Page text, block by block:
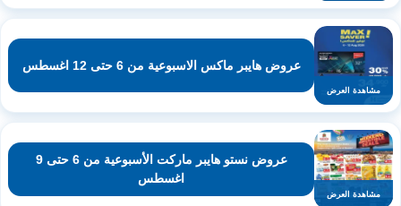
مشاهدة العرض
عروض هايبر ماكس الاسبوعية من 6 حتى 12 اغسطس
مشاهدة العرض
عروض نستو هايبر ماركت الأسبوعية من 6 حتى 9
اغسطس